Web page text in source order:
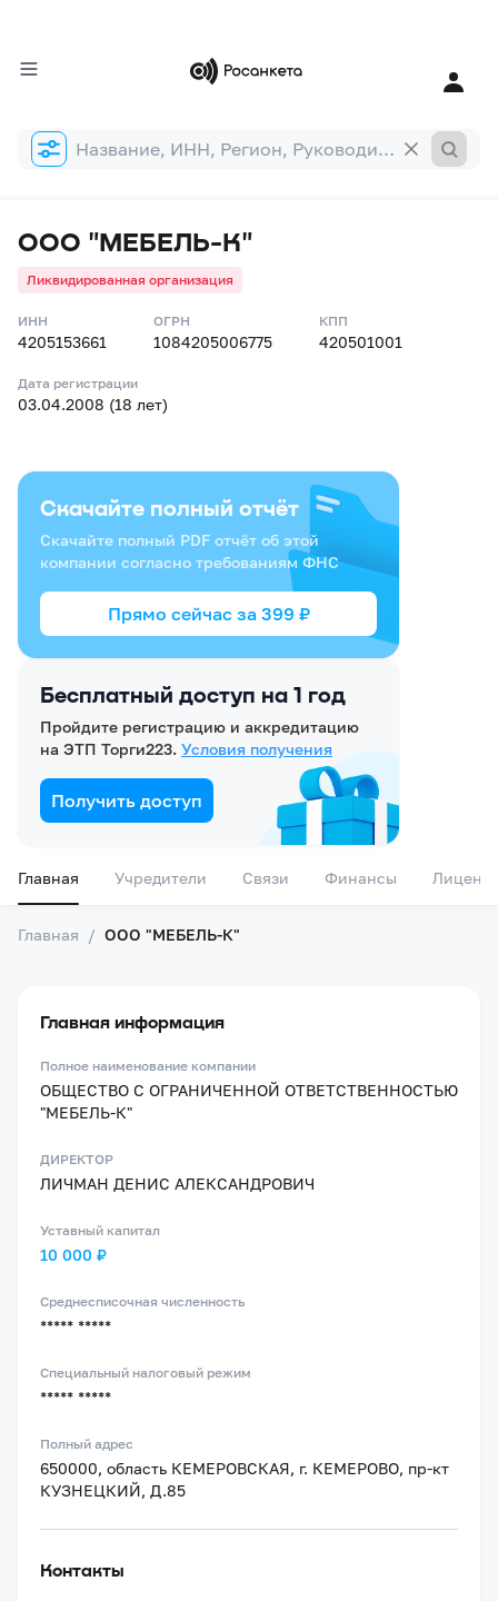
Форма
поиска
ООО "МЕБЕЛЬ-К"
Ликвидированная организация
ИНН
4205153661
ОГРН
1084205006775
КПП
420501001
Дата регистрации
03.04.2008 (18 лет)
Бесплатный доступ на 1 год
Пройдите регистрацию и аккредитацию
на ЭТП Торги223. Условия получения
Получить доступ
Скачайте полный отчёт
Скачайте полный PDF отчёт об этой
компании согласно требованиям ФНС
Прямо сейчас за 399 ₽
Главная Учредители Связи Финансы
Главная / ООО "МЕБЕЛЬ-К"
Главная информация
Полное наименование компании
ОБЩЕСТВО С ОГРАНИЧЕННОЙ ОТВЕТСТВЕННОСТЬЮ
"МЕБЕЛЬ-К"
ДИРЕКТОР
ЛИЧМАН ДЕНИС АЛЕКСАНДРОВИЧ
Уставный капитал
10 000 ₽
Среднесписочная численность
***** *****
Специальный налоговый режим
***** *****
Полный адрес
650000, область КЕМЕРОВСКАЯ, г. КЕМЕРОВО, пр-кт
КУЗНЕЦКИЙ, Д.85
Контакты